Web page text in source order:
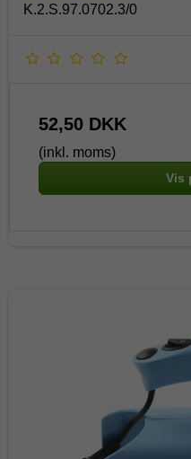
K.2.S.97.0702.3/0
52,50 DKK
(inkl. moms)
Vis